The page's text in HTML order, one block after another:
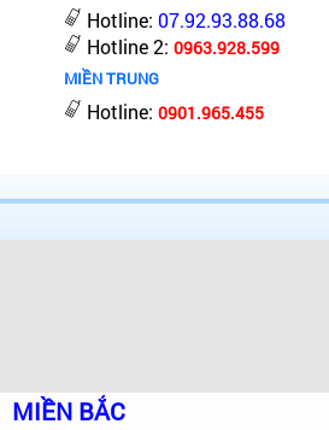
Hotline:07.92.93.88.68
Hotline 2:0963.928.599
MIỀN TRUNG
Hotline:0901.965.455
MIỀN BẮC